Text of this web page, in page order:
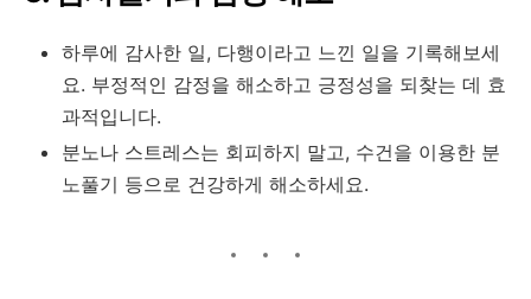
하루에 감사한 일, 다행이라고 느낀 일을 기록해보세
요. 부정적인 감정을 해소하고 긍정성을 되찾는 데 효
과적입니다.
분노나 스트레스는 회피하지 말고, 수건을 이용한 분
노풀기 등으로 건강하게 해소하세요.